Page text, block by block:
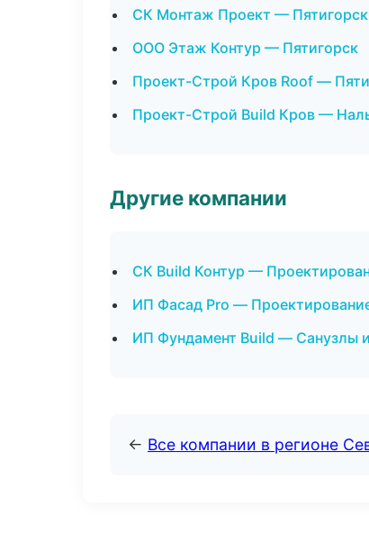
СК Монтаж Проект — Пятигорск
ООО Этаж Контур — Пятигорск
Проект-Строй Кров Roof —
Проект-Строй Build Кров —
Другие компании
СК Build Контур —
ИП Фасад Pro —
ИП Фундамент Build — Санузлы
← Все компании в регионе